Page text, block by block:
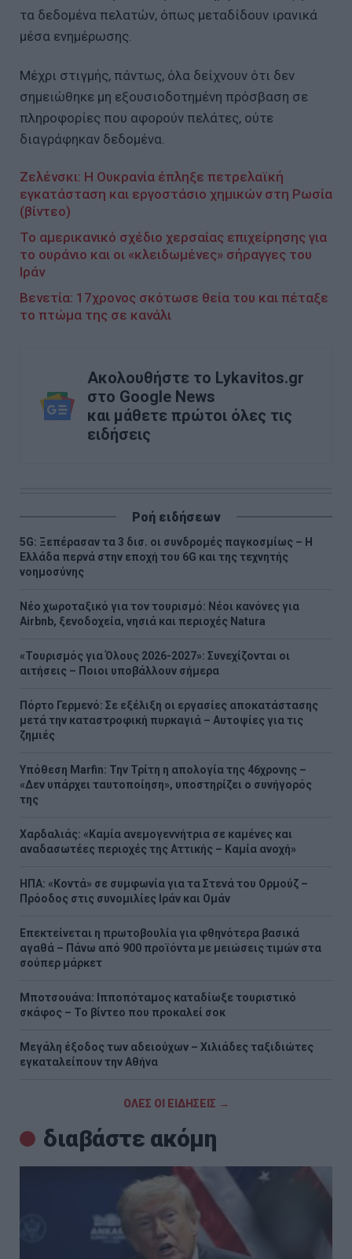
τα δεδομένα πελατών, όπως μεταδίδουν ιρανικά
μέσα ενημέρωσης.
Μέχρι στιγμής, πάντως, όλα δείχνουν ότι δεν
σημειώθηκε μη εξουσιοδοτημένη πρόσβαση σε
πληροφορίες που αφορούν πελάτες, ούτε
διαγράφηκαν δεδομένα.
Ζελένσκι: Η Ουκρανία έπληξε πετρελαϊκή
εγκατάσταση και εργοστάσιο χημικών στη Ρωσία
(βίντεο)
Το αμερικανικό σχέδιο χερσαίας επιχείρησης για
το ουράνιο και οι «κλειδωμένες» σήραγγες του
Ιράν
Βενετία: 17χρονος σκότωσε θεία του και πέταξε
το πτώμα της σε κανάλι
Ακολουθήστε το Lykavitos.gr
στο Google News
και μάθετε πρώτοι όλες τις
ειδήσεις
Ροή ειδήσεων
5G: Ξεπέρασαν τα 3 δισ. οι συνδρομές παγκοσμίως – Η
Ελλάδα περνά στην εποχή του 6G και της τεχνητής
νοημοσύνης
Νέο χωροταξικό για τον τουρισμό: Νέοι κανόνες για
Airbnb, ξενοδοχεία, νησιά και περιοχές Natura
«Τουρισμός για Όλους 2026-2027»: Συνεχίζονται οι
αιτήσεις – Ποιοι υποβάλλουν σήμερα
Πόρτο Γερμενό: Σε εξέλιξη οι εργασίες αποκατάστασης
μετά την καταστροφική πυρκαγιά – Αυτοψίες για τις
ζημιές
Υπόθεση Marfin: Την Τρίτη η απολογία της 46χρονης –
«Δεν υπάρχει ταυτοποίηση», υποστηρίζει ο συνήγορός
της
Χαρδαλιάς: «Καμία ανεμογεννήτρια σε καμένες και
αναδασωτέες περιοχές της Αττικής – Καμία ανοχή»
ΗΠΑ: «Κοντά» σε συμφωνία για τα Στενά του Ορμούζ –
Πρόοδος στις συνομιλίες Ιράν και Ομάν
Επεκτείνεται η πρωτοβουλία για φθηνότερα βασικά
αγαθά – Πάνω από 900 προϊόντα με μειώσεις τιμών στα
σούπερ μάρκετ
Μποτσουάνα: Ιπποπόταμος καταδίωξε τουριστικό
σκάφος – Το βίντεο που προκαλεί σοκ
Μεγάλη έξοδος των αδειούχων – Χιλιάδες ταξιδιώτες
εγκαταλείπουν την Αθήνα
ΟΛΕΣ ΟΙ ΕΙΔΗΣΕΙΣ →
διαβάστε ακόμη